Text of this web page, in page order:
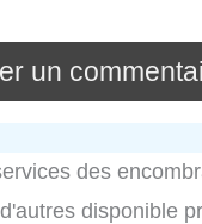
un
des
disponible